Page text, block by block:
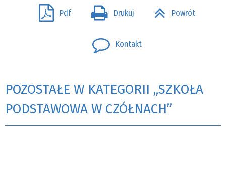
Pdf Drukuj Powrót
Kontakt
POZOSTAŁE W KATEGORII „SZKOŁA
PODSTAWOWA W CZÓŁNACH”